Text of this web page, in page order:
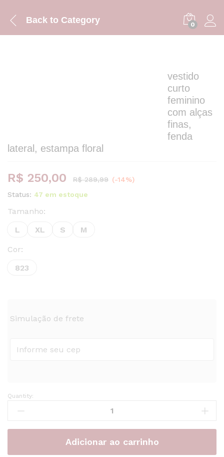
Back to Category 0
vestido
curto
feminino
com alças
finas,
fenda
lateral, estampa floral
R$ 250,00 R$289,99 (-14%)
Status: 47 em estoque
Tamanho:
L
XL S M
Cor:
823
Simulação de frete
vestido
curto
Quantity:
Adicionar ao carrinho